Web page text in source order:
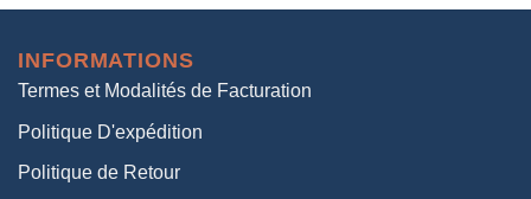
initial
38,00€.
actuel
INFORMATIONS
Termes et Modalités de Facturation
Politique D'expédition
Politique de Retour